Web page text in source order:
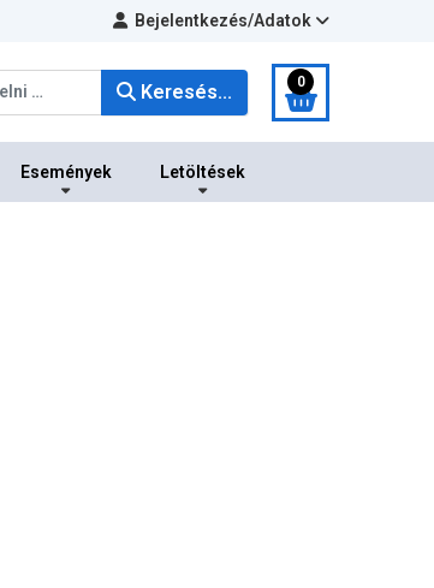
Bejelentkezés/Adatok
Keresés... 0
Események Letöltések